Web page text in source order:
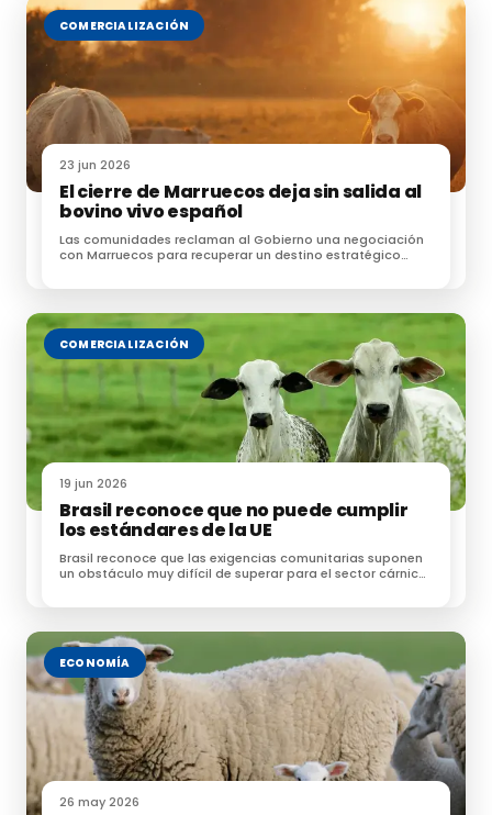
COMERCIALIZACIÓN
23 jun 2026
El cierre de Marruecos deja sin salida al
bovino vivo español
Las comunidades reclaman al Gobierno una negociación
con Marruecos para recuperar un destino estratégico
COMERCIALIZACIÓN
19 jun 2026
Brasil reconoce que no puede cumplir
los estándares de la UE
Brasil reconoce que las exigencias comunitarias suponen
un obstáculo muy difícil de superar para el sector cárnico
ECONOMÍA
26 may 2026